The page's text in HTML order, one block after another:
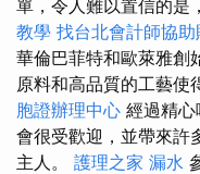
單，令人難以置信的是
教學 找台北會計師協助
華倫巴菲特和歐萊雅創
原料和高品質的工藝使
胞證辦理中心 經過精
會很受歡迎，並帶來許
主人。 護理之家 漏水